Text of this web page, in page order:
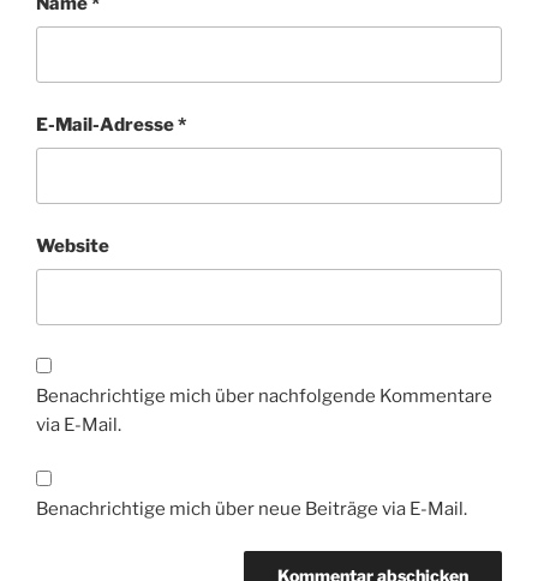
E-Mail-Adresse*
Website
Benachrichtige mich über nachfolgende Kommentare
via E-Mail.
Benachrichtige mich über neue Beiträge via E-Mail.